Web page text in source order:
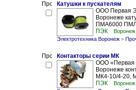
Катушки к пускателям
ООО Первая
Воронеже
ПМА6000
ПЭК
Воронеж
Электротехника Воронеж »
Контакторы серии МК
ООО «Первая
Воронеже
МК4-10/4-20,
ПЭК
Воронеж